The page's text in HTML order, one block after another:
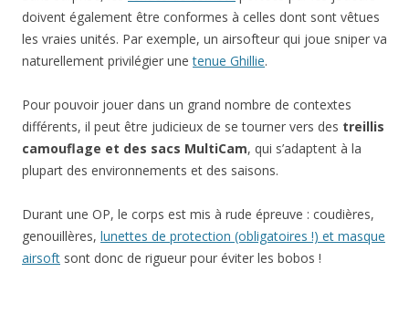
doivent également être conformes à celles dont sont vêtues
les vraies unités. Par exemple, un airsofteur qui joue sniper va
naturellement privilégier unetenue Ghillie.
Pour pouvoir jouer dans un grand nombre de contextes
différents, il peut être judicieux de se tourner vers des treillis
camouflage et des sacs MultiCam, qui s’adaptent à la
plupart des environnements et des saisons.
Durant une OP, le corps est mis à rude épreuve : coudières,
genouillères, lunettes de protection (obligatoires !) et masque
airsoft sont donc de rigueur pour éviter les bobos !